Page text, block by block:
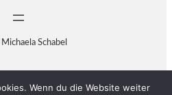
Schabel
Wenn du die Website weiter